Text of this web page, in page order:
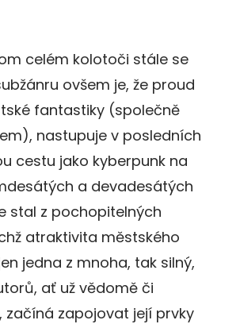
celém kolotoči stále se
ovšem je, že proud
fantastiky (společně
nastupuje v posledních
cestu jako kyberpunk na
a devadesátých
stal z pochopitelných
atraktivita městského
jedna z mnoha, tak silný,
ať už vědomě či
začíná zapojovat její prvky